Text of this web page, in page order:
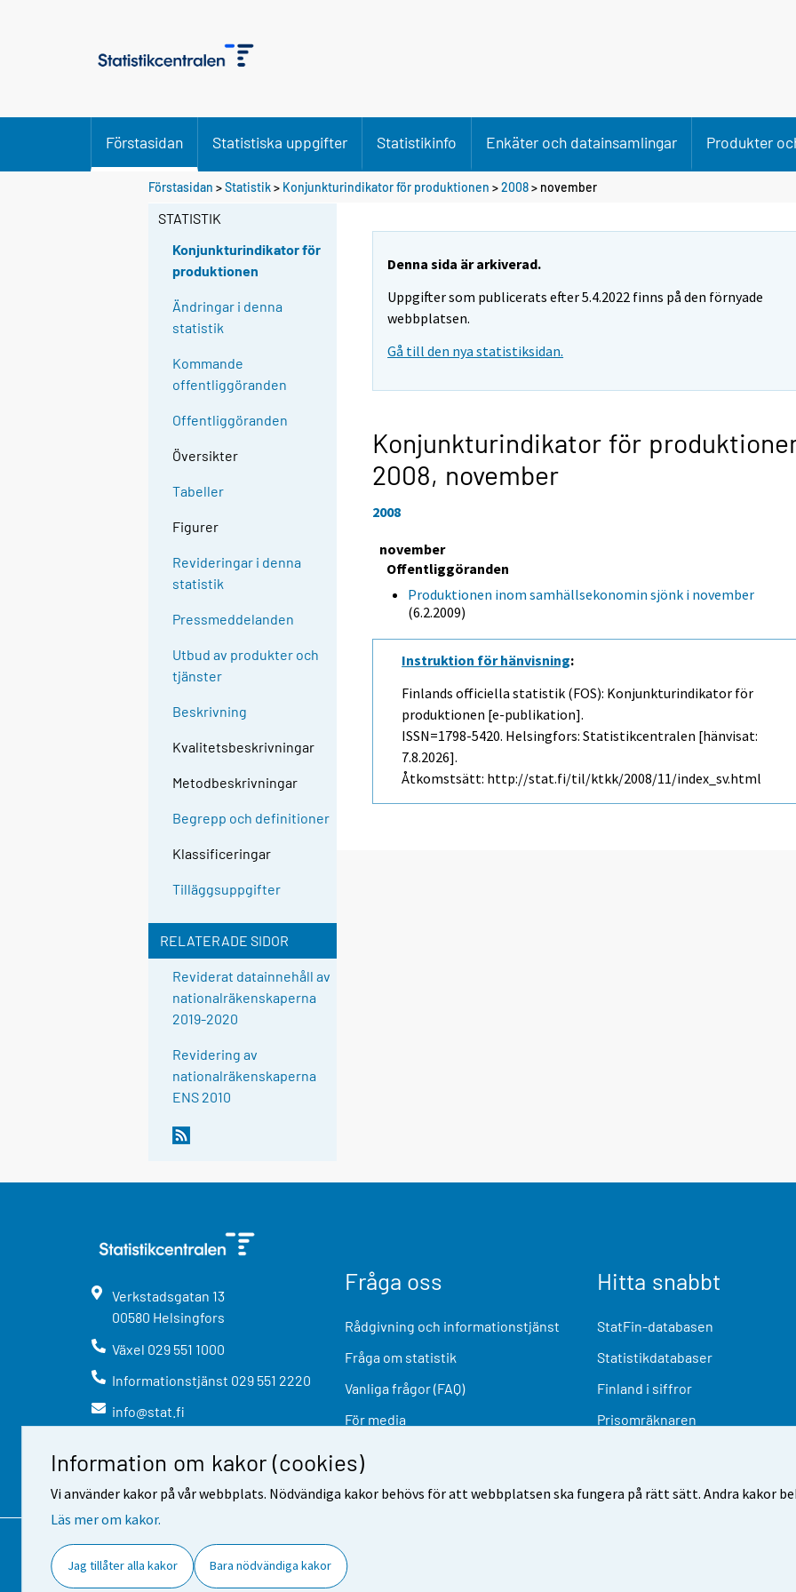
Information om kakor (cookies)
Vi använder kakor på vår webbplats. Nödvändiga kakor behövs för att webbplatsen ska fungera på rätt sätt. Andra kakor
Läs mer om kakor.
Jag tillåter alla kakor Bara nödvändiga kakor
Förstasidan Statistiska uppgifter Statistikinfo Enkäter och datainsamlingar Produkter
Förstasidan >Statistik> Konjunkturindikator för produktionen >2008> november
STATISTIK
Konjunkturindikator för
produktionen
Ändringar i denna
statistik
Kommande
offentliggöranden
Offentliggöranden
Översikter
Tabeller
Figurer
Revideringar i denna
statistik
Pressmeddelanden
Utbud av produkter och
tjänster
Beskrivning
Kvalitetsbeskrivningar
Metodbeskrivningar
Begrepp och definitioner
Klassificeringar
Tilläggsuppgifter
RELATERADE SIDOR
Reviderat datainnehåll av
nationalräkenskaperna
2019-2020
Revidering av
nationalräkenskaperna
ENS 2010
Denna sida är arkiverad.
Uppgifter som publicerats efter 5.4.2022 finns på den förnyade
webbplatsen.
Gå till den nya statistiksidan.
Konjunkturindikator för
2008, november
2008
november
Offentliggöranden
Produktionen inom samhällsekonomin sjönk i november
(6.2.2009)
Instruktion för hänvisning:
Finlands officiella statistik (FOS): Konjunkturindikator för
produktionen [e-publikation].
ISSN=1798-5420. Helsingfors: Statistikcentralen [hänvisat:
7.8.2026].
Åtkomstsätt: http://stat.fi/til/ktkk/2008/11/index_sv.html
Verkstadsgatan 13
00580 Helsingfors
Växel 029 551 1000
Informationstjänst 029 551 2220
info@stat.fi
Fråga oss
Rådgivning och informationstjänst
Fråga om statistik
Vanliga frågor (FAQ)
För media
Hitta snabbt
StatFin-databasen
Statistikdatabaser
Finland i siffror
Prisomräknaren
Kontaktinformation Respons